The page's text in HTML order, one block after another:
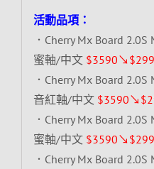
活動品項：
．Cherry Mx Board
蜜軸/中文
．Cherry Mx Board
音紅軸/中文
．Cherry Mx Board
蜜軸/中文
．Cherry Mx Board